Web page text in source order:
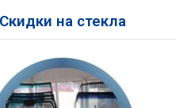
Скидки на стекла